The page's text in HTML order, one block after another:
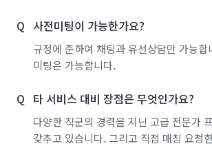
사전미팅이 가능한가요?
규정에 준하여 채팅과 유선상담만 가능합
미팅은 가능합니다.
타 서비스 대비 장점은 무엇인가요?
다양한 직군의 경력을 지닌 고급 전문가
갖추고 있습니다. 그리고 직접 매칭 요청